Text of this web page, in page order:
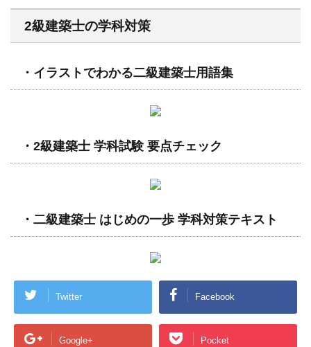
2級建築士の学科対策
・イラストでわかる二級建築士用語集
・2級建築士 学科試験 要点チェック
・二級建築士 はじめの一歩 学科対策テキスト
Twitter Facebook
Google+ Pocket